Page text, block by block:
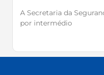
A Secretaria da
por intermédio